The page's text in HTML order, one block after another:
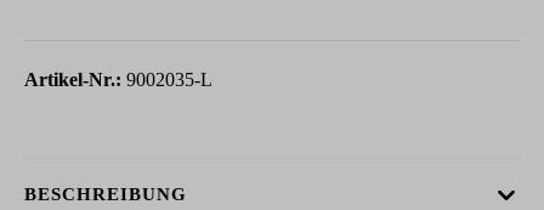
Artikel-Nr.: 9002035-L
BESCHREIBUNG